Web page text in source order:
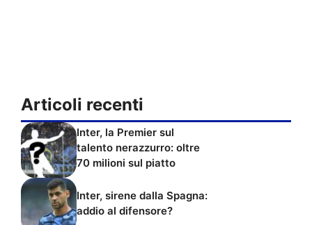
Articoli recenti
Inter, la Premier sul
talento nerazzurro: oltre
70 milioni sul piatto
Inter, sirene dalla Spagna:
addio al difensore?